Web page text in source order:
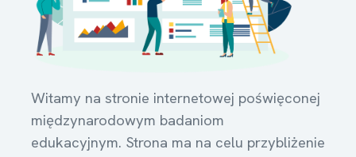
Witamy na stronie internetowej poświęconej
międzynarodowym badaniom
edukacyjnym. Strona ma na celu przybliżenie